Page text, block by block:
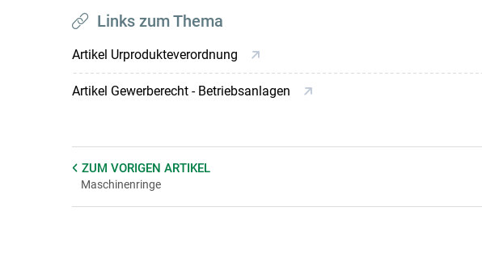
Links zum Thema
Artikel Urprodukteverordnung
Artikel Gewerberecht - Betriebsanlagen
ZUM VORIGEN ARTIKEL
Maschinenringe